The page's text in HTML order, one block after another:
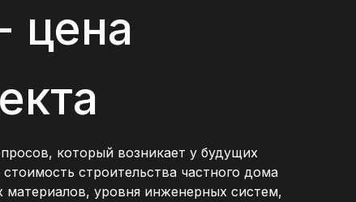
цена
который возникает у будущих
строительства частного дома
уровня инженерных систем,